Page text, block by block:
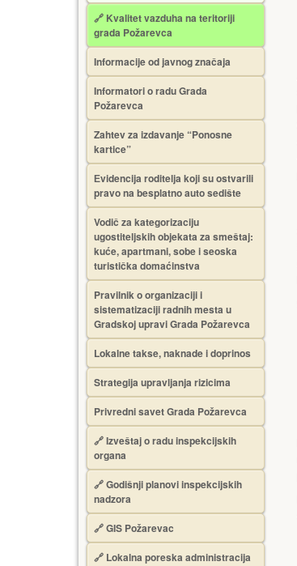
🔗 Kvalitet vazduha na teritoriji
grada Požarevca
Informacije od javnog značaja
Informatori o radu Grada
Požarevca
Zahtev za izdavanje “Ponosne
kartice”
Еvidencija roditelja koji su ostvarili
pravo na besplatno auto sedište
Vodič za kategorizaciju
ugostiteljskih objekata za smeštaj:
kuće, apartmani, sobe i seoska
turistička domaćinstva
Pravilnik o organizaciji i
sistematizaciji radnih mesta u
Gradskoj upravi Grada Požarevca
Lokalne takse, naknade i doprinos
Strategija upravljanja rizicima
Privredni savet Grada Požarevca
🔗Izveštaj o radu inspekcijskih
organa
🔗Godišnji planovi inspekcijskih
nadzora
🔗 GIS Požarevac
🔗 Lokalna poreska administracija